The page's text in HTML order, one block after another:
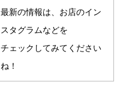
最新の情報は、お店のイン
スタグラムなどを
チェックしてみてください
ね！